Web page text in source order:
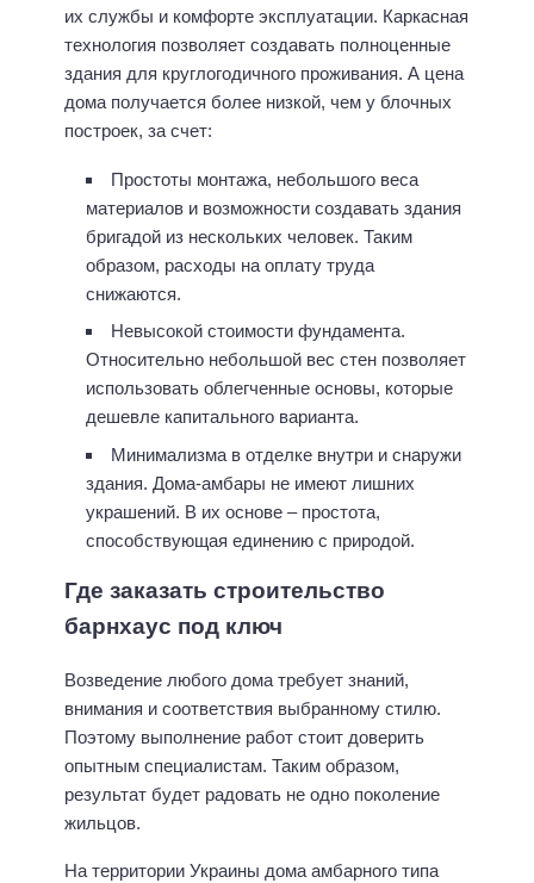
их службы и комфорте эксплуатации. Каркасная
технология позволяет создавать полноценные
здания для круглогодичного проживания. А цена
дома получается более низкой, чем у блочных
построек, за счет:
Простоты монтажа, небольшого веса
материалов и возможности создавать здания
бригадой из нескольких человек. Таким
образом, расходы на оплату труда
снижаются.
Невысокой стоимости фундамента.
Относительно небольшой вес стен позволяет
использовать облегченные основы, которые
дешевле капитального варианта.
Минимализма в отделке внутри и снаружи
здания. Дома-амбары не имеют лишних
украшений. В их основе – простота,
способствующая единению с природой.
Где заказать строительство
барнхаус под ключ
Возведение любого дома требует знаний,
внимания и соответствия выбранному стилю.
Поэтому выполнение работ стоит доверить
опытным специалистам. Таким образом,
результат будет радовать не одно поколение
жильцов.
На территории Украины дома амбарного типа